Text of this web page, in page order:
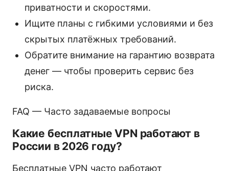
приватности и скоростями.
Ищите планы с гибкими условиями и без
скрытых платёжных требований.
Обратите внимание на гарантию возврата
денег — чтобы проверить сервис без
риска.
FAQ — Часто задаваемые вопросы
Какие бесплатные VPN работают в
России в 2026 году?
Бесплатные VPN часто работают